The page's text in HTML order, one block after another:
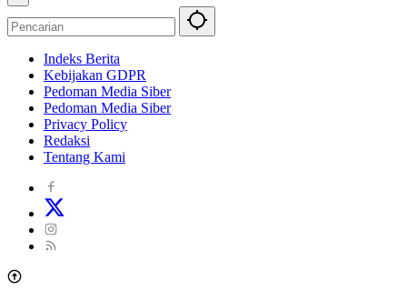
Indeks Berita
Kebijakan GDPR
Pedoman Media Siber
Pedoman Media Siber
Privacy Policy
Redaksi
Tentang Kami